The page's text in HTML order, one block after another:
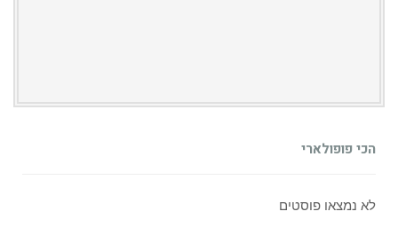
הכי פופולארי
לא נמצאו פוסטים